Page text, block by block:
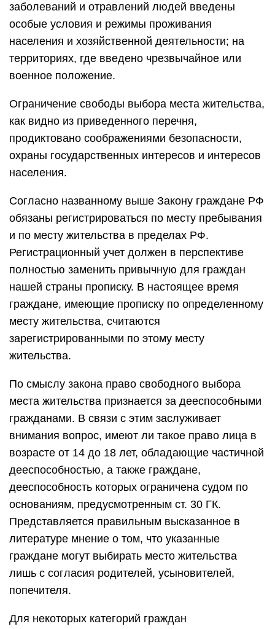
заболеваний и отравлений людей введены
особые условия и режимы проживания
населения и хозяйственной деятельности; на
территориях, где введено чрезвычайное или
военное положение.
Ограничение свободы выбора места жительства,
как видно из приведенного перечня,
продиктовано соображениями безопасности,
охраны государственных интересов и интересов
населения.
Согласно названному выше Закону граждане РФ
обязаны регистрироваться по месту пребывания
и по месту жительства в пределах РФ.
Регистрационный учет должен в перспективе
полностью заменить привычную для граждан
нашей страны прописку. В настоящее время
граждане, имеющие прописку по определенному
месту жительства, считаются
зарегистрированными по этому месту
жительства.
По смыслу закона право свободного выбора
места жительства признается за дееспособными
гражданами. В связи с этим заслуживает
внимания вопрос, имеют ли такое право лица в
возрасте от 14 до 18 лет, обладающие частичной
дееспособностью, а также граждане,
дееспособность которых ограничена судом по
основаниям, предусмотренным ст. 30 ГК.
Представляется правильным высказанное в
литературе мнение о том, что указанные
граждане могут выбирать место жительства
лишь с согласия родителей, усыновителей,
попечителя.
Для некоторых категорий граждан